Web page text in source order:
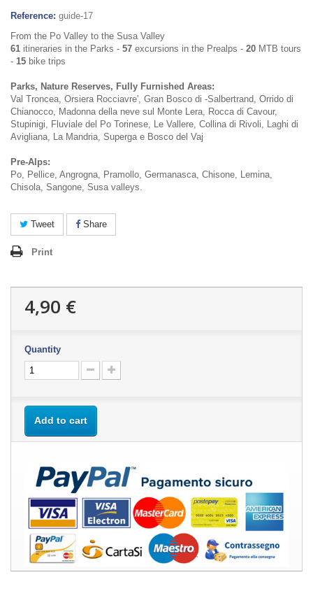
Reference: guide-17
From the Po Valley to the Susa Valley
61 itineraries in the Parks - 57 excursions in the Prealps - 20 MTB tours
- 15 bike trips
Parks, Nature Reserves, Fully Furnished Areas:
Val Troncea, Orsiera Rocciavre', Gran Bosco di -Salbertrand, Orrido di
Chianocco, Madonna della neve sul Monte Lera, Rocca di Cavour,
Stupinigi, Fluviale del Po Torinese, Le Vallere, Collina di Rivoli, Laghi di
Avigliana, La Mandria, Superga e Bosco del Vaj
Pre-Alps:
Po, Pellice, Angrogna, Pramollo, Germanasca, Chisone, Lemina,
Chisola, Sangone, Susa valleys.
Tweet Share
Print
4,90 €
Quantity
Add to cart